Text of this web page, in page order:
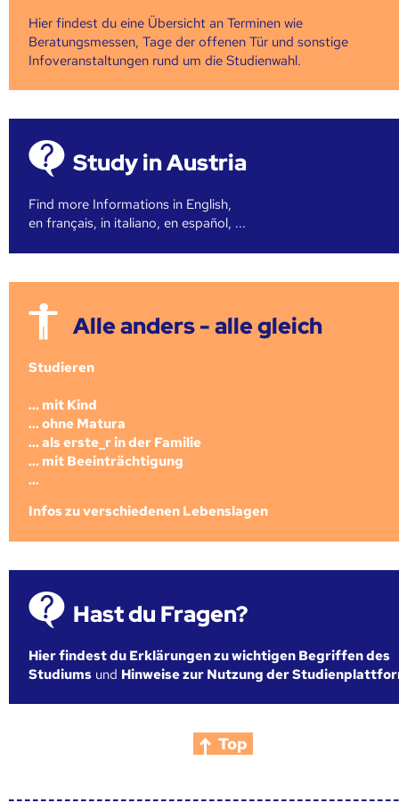
Hier findest du eine Übersicht an Terminen wie
Beratungsmessen, Tage der offenen Tür und sonstige
Infoveranstaltungen rund um die Studienwahl.
Study in Austria
Find more Informations in English,
en français, in italiano, en español, ...
Alle anders - alle gleich
Studieren
... mit Kind
... ohne Matura
... als erste_r in der Familie
... mit Beeinträchtigung
...
Infos zu verschiedenen Lebenslagen
Hast du Fragen?
Hier findest du Erklärungen zu wichtigen Begriffen des
Studiums und Hinweise zur Nutzung der
Top